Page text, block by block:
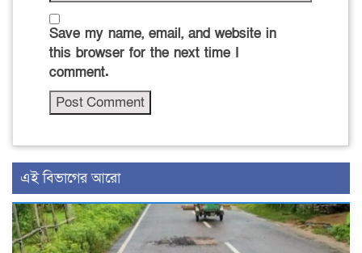
Save my name, email, and website in
this browser for the next time I
comment.
এই বিভাগের আরো